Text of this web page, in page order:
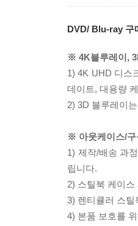
DVD/ Blu-ray 구
※ 4K블루레이,
1) 4K UHD 디스
데이트, 대용량
2) 3D 블루레이
※ 아웃케이스/구
1) 제작/배송 과
립니다.
2) 스틸북 케이
3) 렌티큘러 스
4) 본품 보호를